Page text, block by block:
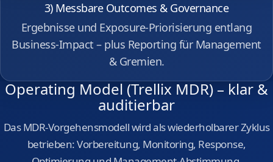
3) Messbare Outcomes & Governance
Ergebnisse und Exposure‑Priorisierung entlang
Business‑Impact – plus Reporting für Management
& Gremien.
Operating Model (Trellix MDR) – klar &
auditierbar
Das MDR‑Vorgehensmodell wird als wiederholbarer Zyklus
betrieben: Vorbereitung, Monitoring, Response,